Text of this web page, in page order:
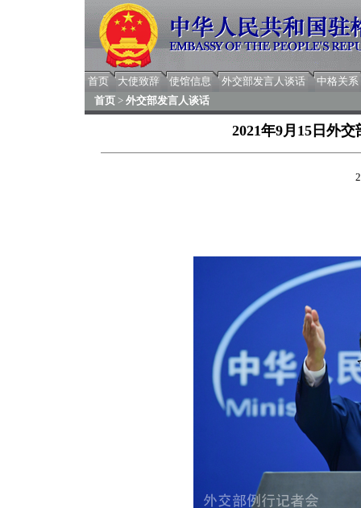
首页 大使致辞 使馆信息 外交部发言人谈话
中格关系
首页 > 外交部发言人谈话
2021年9月15日外